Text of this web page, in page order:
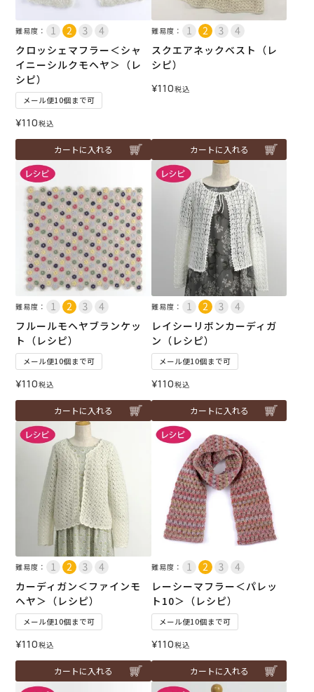
難易度：
クロッシェマフラー＜シャ
イニーシルクモヘヤ＞（レ
シピ）
メール便10個まで可
¥110税込
カートに入れる
難易度：
スクエアネックベスト（レ
シピ）
¥110税込
カートに入れる
難易度：
フルールモヘヤブランケッ
ト（レシピ）
メール便10個まで可
¥110税込
カートに入れる
難易度：
レイシーリボンカーディガ
ン（レシピ）
メール便10個まで可
¥110税込
カートに入れる
難易度：
カーディガン＜ファインモ
ヘヤ＞（レシピ）
メール便10個まで可
¥110税込
カートに入れる
難易度：
レーシーマフラー＜パレッ
ト10＞（レシピ）
メール便10個まで可
¥110税込
カートに入れる